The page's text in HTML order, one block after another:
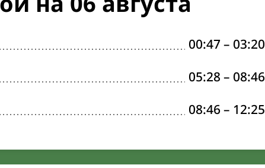
00:47– 03:20
05:28 – 08:46
08:46 – 12:25